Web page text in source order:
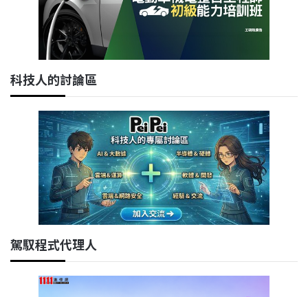
科技人的討論區
駕馭程式代理人